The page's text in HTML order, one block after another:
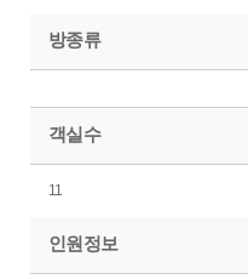
방종류
객실수
11
인원정보